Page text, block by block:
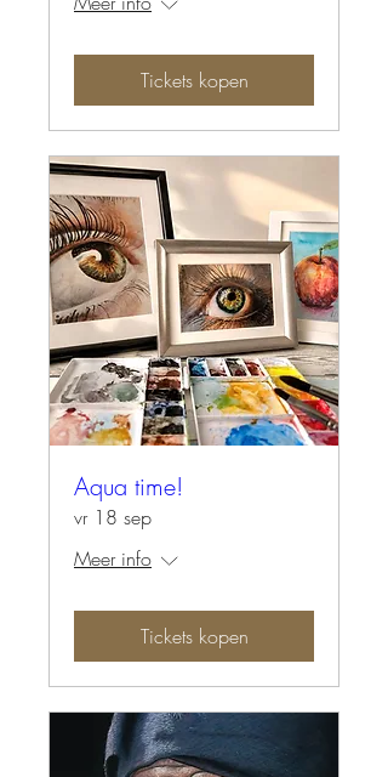
Tickets kopen
Aqua time!
vr 18 sep
Meer info
Tickets kopen